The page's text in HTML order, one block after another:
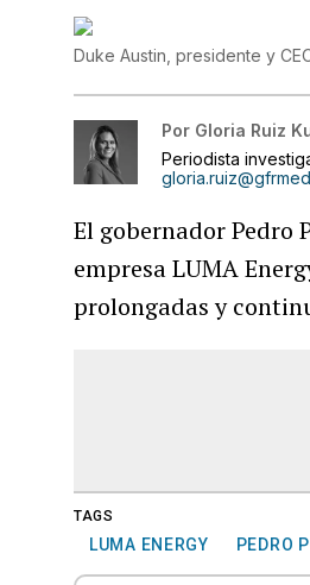
Duke Austin, presidente y
Por Gloria Ruiz
Periodista
El gobernador Pedro
empresa LUMA
prolongadas y
TAGS
LUMA ENERGY PEDRO